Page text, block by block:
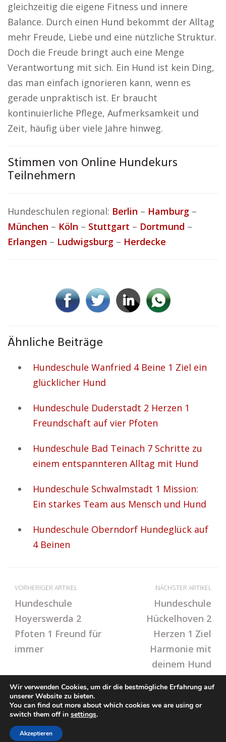
gleichzeitig die eigene Fitness und innere
Balance. Durch einen Hund bekommt der Alltag
mehr Freude, Liebe und eine nützliche Struktur.
Doch die Freude bringt auch eine Menge
Verantwortung mit sich. Ein Hund ist kein Ding,
das man einfach ignorieren kann, wenn es
gerade unpraktisch ist. Er braucht
kontinuierliche Pflege, Aufmerksamkeit und
Zeit, häufig über viele Jahre hinweg.
Stimmen von Online Hundekurs
Teilnehmern
Hundeschulen regional: Berlin – Hamburg –
München – Köln – Stuttgart – Dortmund –
Erlangen – Ludwigsburg – Herdecke
Ähnliche Beiträge
Hundeschule Wanfried 4 Beine 1 Ziel ein
glücklicher Hund
Hundeschule Duderstadt 2 Herzen 1
Freundschaft auf vier Pfoten
Hundeschule Bad Teinach 7 Schritte zu
einem entspannteren Alltag mit Hund
Hundeschule Schwalmstadt 1 Mission:
Ein starkes Team aus Mensch und Hund
Hundeschule Oberndorf Hundeglück auf
4 Beinen
VORHERIGER ARTIKEL
Hundeschule
Hoyerswerda 2
Pfoten 1 Freund für
immer
NÄCHSTER ARTIKEL
Hundeschule
Hückelhoven 2
Herzen 1 Ziel
Harmonie mit
deinem Hund
© Hundeschule.rocks
Impressum / Datenschutz
Wir verwenden Cookies, um dir die bestmögliche Erfahrung auf
unserer Website zu bieten.
You can find out more about which cookies we are using or
switch them off in settings.
Akzeptieren